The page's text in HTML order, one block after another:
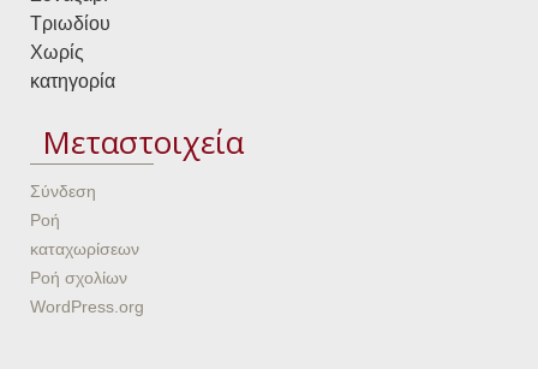
Τριωδίου
Χωρίς
κατηγορία
Μεταστοιχεία
Σύνδεση
Ροή
καταχωρίσεων
Ροή σχολίων
WordPress.org